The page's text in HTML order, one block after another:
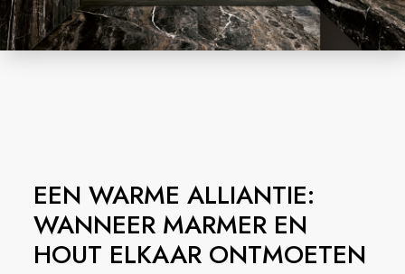
EEN WARME ALLIANTIE:
WANNEER MARMER EN
HOUT ELKAAR ONTMOETEN